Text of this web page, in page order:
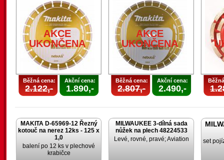
AKCE
UKONČENA
AKCE
UKONČENA
AKCE
UKONČENA
Běžná cena:
2.122,-
Akční cena:
1.890,-
AKCE
UKONČENA
Běžná cena:
2.807,-
Akční cena:
2.490,-
MAKITA D-65969-12 Řezný
kotouč na nerez 12ks - 125 x
1,0
balení po 12 ks v plechové
krabičce
MILWAUKEE 3-dílná sada
nůžek na plech 48224533
Levé, rovné, pravé; Aviation
set